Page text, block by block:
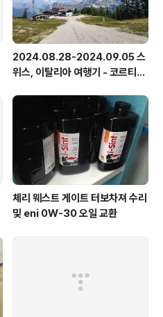
2024.08.28-2024.09.05 스
위스, 이탈리아 여행기 - 코르티나
스
체리 웨스트 게이트 터보차져 수리
및 eni 0W-30 오일 교환